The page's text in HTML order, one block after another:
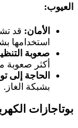
العيوب:
الأمان: قد
استخدامها
صعوبة
أكثر صعوبة
الحاجة إلى
بشبكة الغاز.
بوتاجازات